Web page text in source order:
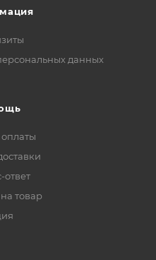
данных
ответ
товар